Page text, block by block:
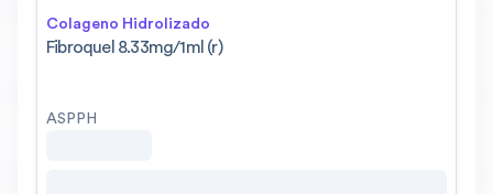
Colageno Hidrolizado
Fibroquel 8.33mg/1ml (r)
ASPPH